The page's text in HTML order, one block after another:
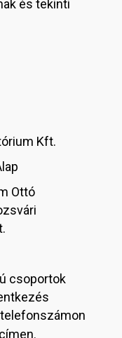
és tekinti
Kft.
Ottó
csoportok